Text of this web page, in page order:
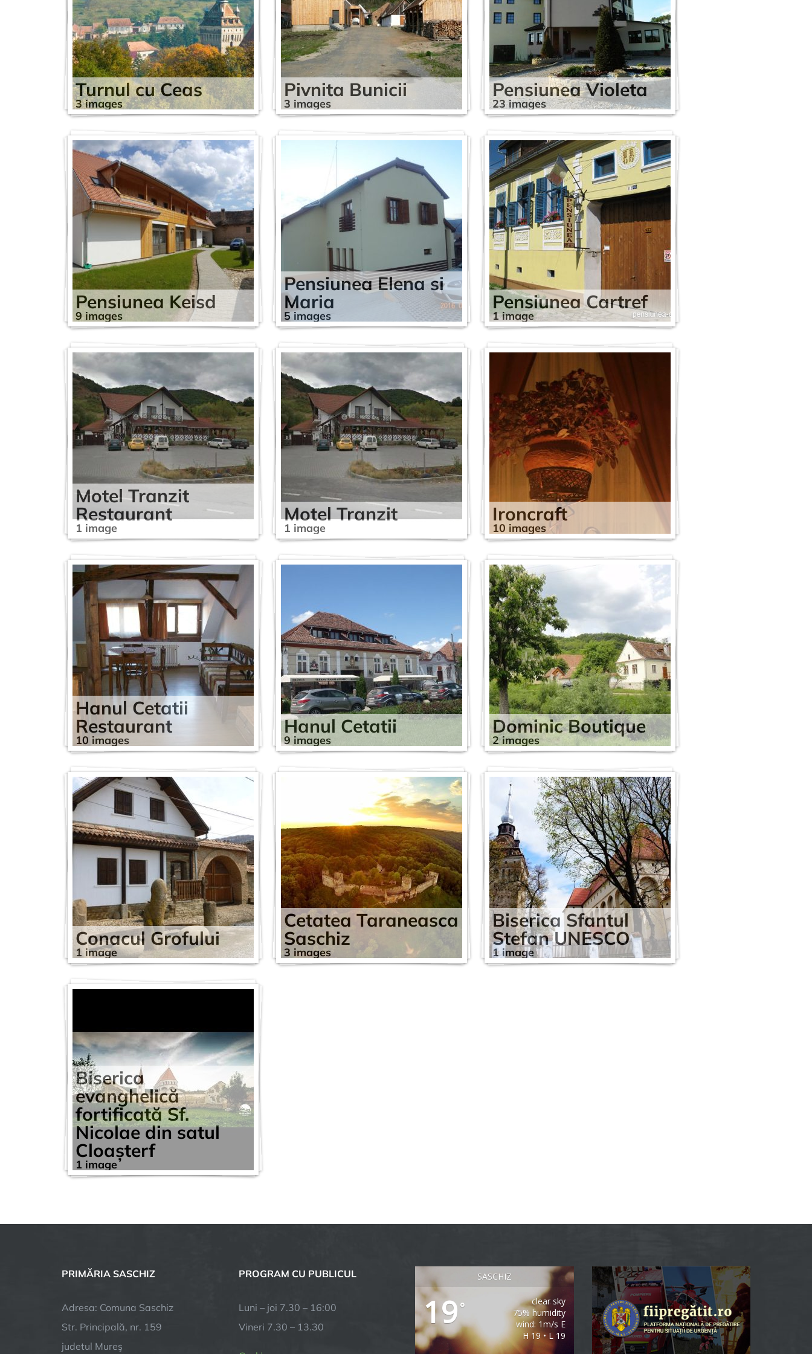
Turnul cu Ceas
3 images
Pivnita Bunicii
3 images
Pensiunea Violeta
23 images
Pensiunea Keisd
9 images
Pensiunea Elena si
Maria
5 images
Pensiunea Cartref
1 image
Motel Tranzit
Restaurant
1 image
Motel Tranzit
1 image
Ironcraft
10 images
Hanul Cetatii
Restaurant
10 images
Hanul Cetatii
9 images
Dominic Boutique
2 images
Conacul Grofului
1 image
Cetatea Taraneasca
Saschiz
3 images
Biserica Sfantul
Stefan UNESCO
1 image
Biserica
evanghelică
fortificată Sf.
Nicolae din satul
Cloașterf
1 image
PRIMĂRIA SASCHIZ
Adresa: Comuna Saschiz
Str. Principală, nr. 159
judetul Mureş
PROGRAM CU PUBLICUL
Luni – joi 7.30 – 16:00
Vineri 7.30 – 13.30
SASCHIZ
19°
clear sky
75% humidity
wind: 1m/s E
H 19 • L 19